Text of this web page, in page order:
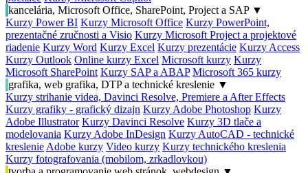
kancelária, Microsoft Office, SharePoint, Project a SAP ▼
Kurzy Power BI Kurzy Microsoft Office Kurzy PowerPoint,
prezentačné zručnosti a Visio Kurzy Microsoft Project a projektové
riadenie Kurzy Word Kurzy Excel Kurzy prezentácie Kurzy Access
Kurzy Outlook Online kurzy Excel Microsoft kurzy Kurzy
Microsoft SharePoint Kurzy SAP a ABAP Microsoft 365 kurzy
grafika, web grafika, DTP a technické kreslenie ▼
Kurzy strihanie videa, Davinci Resolve, Premiere a After Effects
Kurzy grafiky - grafický dizajn Kurzy Adobe Photoshop Kurzy
Adobe Illustrator Kurzy Davinci Resolve Kurzy 3D tlače a
modelovania Kurzy Adobe InDesign Kurzy AutoCAD - technické
kreslenie Adobe kurzy Video kurzy Kurzy technického kreslenia
Kurzy fotografovania (mobilom, zrkadlovkou)